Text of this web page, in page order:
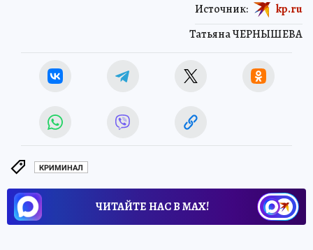
Татьяна ЧЕРНЫШЕВА
Источник: kp.ru
КРИМИНАЛ
ЧИТАЙТЕ НАС В МАХ!